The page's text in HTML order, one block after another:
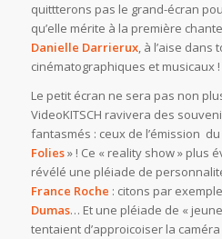
quittterons pas le grand-écran
qu’elle mérite à la première
Danielle Darrierux, à l’aise dans
cinématographiques et musicaux !
Le petit écran ne sera pas non
VideoKITSCH ravivera des
fantasmés : ceux de l’émission du
Folies» ! Ce « reality show » plus
révélé une pléiade de
France Roche : citons par exemple
Dumas… Et une pléiade de «
tentaient d’approicoiser la